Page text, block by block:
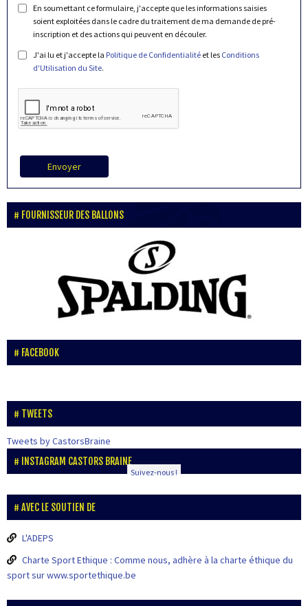
En soumettant ce formulaire, j'accepte que les informations saisies
soient exploitées dans le cadre du traitement de ma demande de pré-
inscription et des actions qui peuvent en découler.
J'ai lu et j'accepte la Politique de Confidentialité et les Conditions
d'Utilisation du Site.
Envoyer
FOURNISSEUR DES BALLONS
FACEBOOK
TWEETS
Tweets by CastorsBraine
INSTAGRAM CASTORS BRAINE
Suivez-nous !
AVEC LE SOUTIEN DE
L'ADEPS
Charte Sport Ethique : Comme nous, adhère à la charte éthique du
sport sur www.sportethique.be